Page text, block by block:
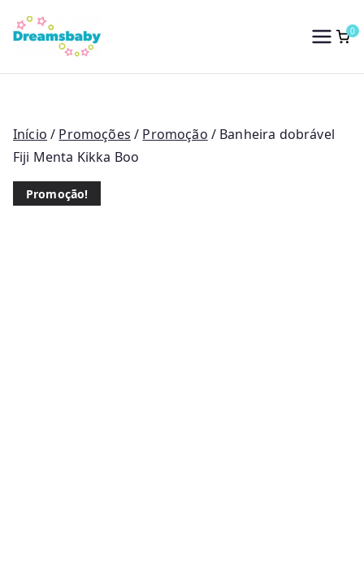
para
conteúdo
Dreams Baby
0
Início / Promoções / Promoção / Banheira dobrável
Fiji Menta Kikka Boo
Promoção!